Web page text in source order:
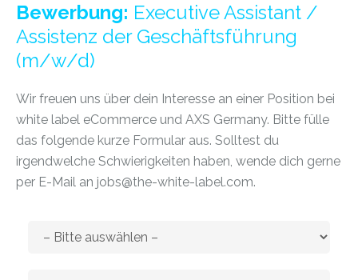
Bewerbung: Executive Assistant /
Assistenz der Geschäftsführung
(m/w/d)
Wir freuen uns über dein Interesse an einer Position bei
white label eCommerce und AXS Germany. Bitte fülle
das folgende kurze Formular aus. Solltest du
irgendwelche Schwierigkeiten haben, wende dich gerne
per E-Mail an jobs@the-white-label.com.